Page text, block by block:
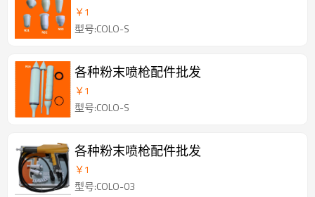
￥1
型号:COLO-S
各种粉末喷枪配件批发
￥1
型号:COLO-S
各种粉末喷枪配件批发
￥1
型号:COLO-03